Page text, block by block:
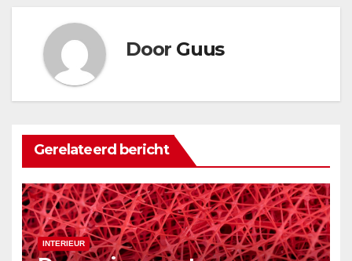
Door Guus
Gerelateerd bericht
INTERIEUR